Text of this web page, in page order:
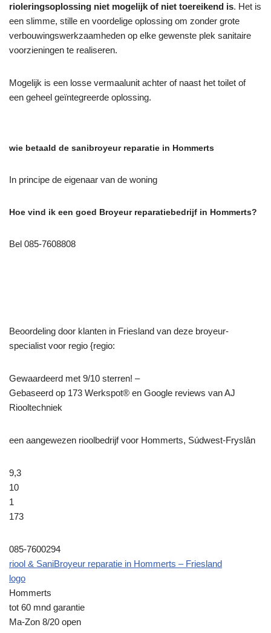
rioleringsoplossing niet mogelijk of niet toereikend is. Het is
een slimme, stille en voordelige oplossing om zonder grote
verbouwingswerkzaamheden op elke gewenste plek sanitaire
voorzieningen te realiseren.
Mogelijk is een losse vermaalunit achter of naast het toilet of
een geheel geïntegreerde oplossing.
wie betaald de sanibroyeur reparatie in Hommerts
In principe de eigenaar van de woning
Hoe vind ik een goed Broyeur reparatiebedrijf in Hommerts?
Bel 085-7608808
Beoordeling door klanten in Friesland van deze broyeur-
specialist voor regio {regio:
Gewaardeerd met 9/10 sterren! –
Gebaseerd op 173 Werkspot® en Google reviews van AJ
Riooltechniek
een aangewezen rioolbedrijf voor Hommerts, Súdwest-Fryslân
9,3
10
1
173
085-7600294
riool & SaniBroyeur reparatie in Hommerts – Friesland
logo
Hommerts
tot 60 mnd garantie
Ma-Zon 8/20 open